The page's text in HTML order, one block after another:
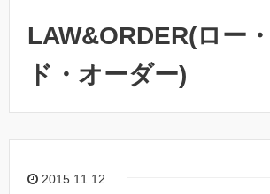
LAW&ORDER(ロー
ド・オーダー)
2015.11.12